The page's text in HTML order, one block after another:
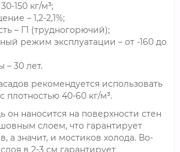
150 кг/м³;
– 1,2-2,1%;
– Г1 (трудногорючий);
режим эксплуатации – от -160 до
– 30 лет.
рекомендуется использовать
плотностью 40-60 кг/м³.
он наносится на поверхности стен
слоем, что гарантирует
а значит, и мостиков холода. Во-